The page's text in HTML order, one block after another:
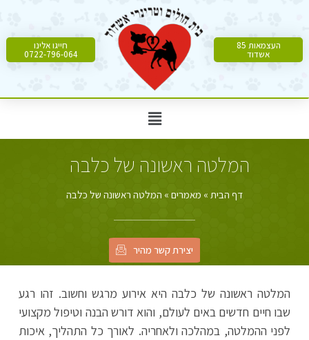
העצמאות 85
אשדוד
חייגו אלינו
0722-796-064
המלטה ראשונה של כלבה
דף הבית » מאמרים » המלטה ראשונה של כלבה
יצירת קשר מהיר
המלטה ראשונה של כלבה היא אירוע מרגש וחשוב. זהו רגע
שבו חיים חדשים באים לעולם, והוא דורש הבנה וטיפול מקצועי
לפני ההמלטה, במהלכה ולאחריה. לאורך כל התהליך, איכות